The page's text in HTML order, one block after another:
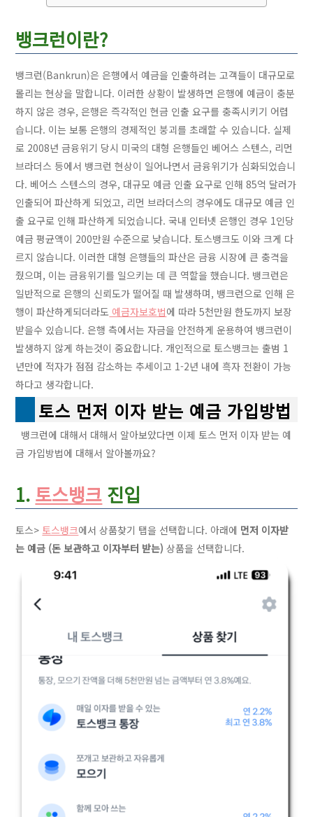
뱅크런이란?
뱅크런(Bankrun)은 은행에서 예금을 인출하려는 고객들이 대규모로
몰리는 현상을 말합니다. 이러한 상황이 발생하면 은행에 예금이 충분
하지 않은 경우, 은행은 즉각적인 현금 인출 요구를 충족시키기 어렵
습니다. 이는 보통 은행의 경제적인 붕괴를 초래할 수 있습니다. 실제
로 2008년 금융위기 당시 미국의 대형 은행들인 베어스 스텐스, 리먼
브라더스 등에서 뱅크런 현상이 일어나면서 금융위기가 심화되었습니
다. 베어스 스텐스의 경우, 대규모 예금 인출 요구로 인해 85억 달러가
인출되어 파산하게 되었고, 리먼 브라더스의 경우에도 대규모 예금 인
출 요구로 인해 파산하게 되었습니다. 국내 인터넷 은행인 경우 1인당
예금 평균액이 200만원 수준으로 낮습니다. 토스뱅크도 이와 크게 다
르지 않습니다. 이러한 대형 은행들의 파산은 금융 시장에 큰 충격을
줬으며, 이는 금융위기를 일으키는 데 큰 역할을 했습니다. 뱅크런은
일반적으로 은행의 신뢰도가 떨어질 때 발생하며, 뱅크런으로 인해 은
행이 파산하게되더라도 예금자보호법에 따라 5천만원 한도까지 보장
받을수 있습니다. 은행 측에서는 자금을 안전하게 운용하여 뱅크런이
발생하지 않게 하는것이 중요합니다. 개인적으로 토스뱅크는 출범 1
년만에 적자가 점점 감소하는 추세이고 1-2년 내에 흑자 전환이 가능
하다고 생각합니다.
토스 먼저 이자 받는 예금 가입방법
뱅크런에 대해서 대해서 알아보았다면 이제 토스 먼저 이자 받는 예
금 가입방법에 대해서 알아볼까요?
1. 토스뱅크 진입
토스> 토스뱅크에서 상품찾기 탭을 선택합니다. 아래에 먼저 이자받
는 예금 (돈 보관하고 이자부터 받는)상품을 선택합니다.